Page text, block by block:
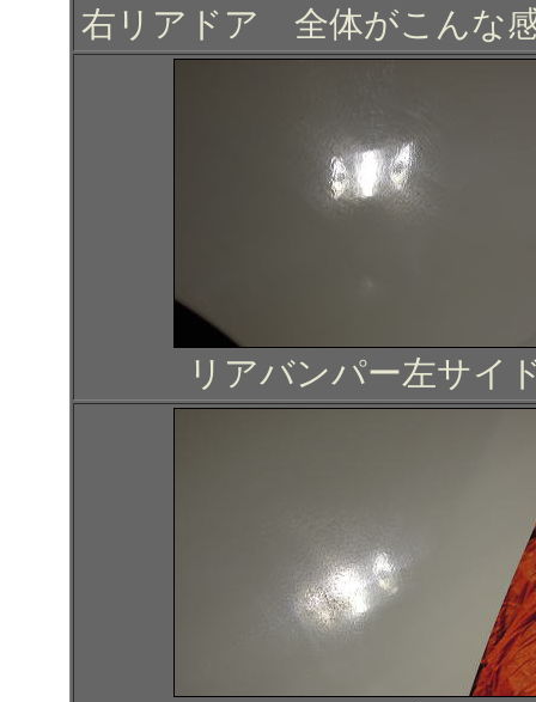
右リアドア 全体がこんな
リアバンパー左サイ